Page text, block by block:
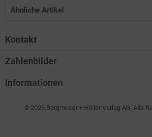
Ähnliche Artikel
Kontakt
Zahlenbilder
Informationen
© 2026 Bergmoser + Höller Verlag AG. Alle